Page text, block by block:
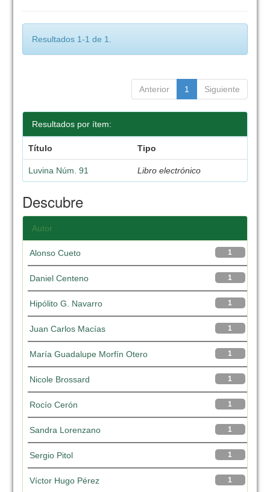
Resultados 1-1 de 1.
Anterior 1 Siguiente
Resultados por ítem:
Título Tipo
Luvina Núm. 91 Libro electrónico
Descubre
Autor
1
Alonso Cueto
1
Daniel Centeno
1
Hipólito G. Navarro
1
Juan Carlos Macías
1
María Guadalupe Morfín Otero
1
Nicole Brossard
1
Rocío Cerón
1
Sandra Lorenzano
1
Sergio Pitol
1
Víctor Hugo Pérez